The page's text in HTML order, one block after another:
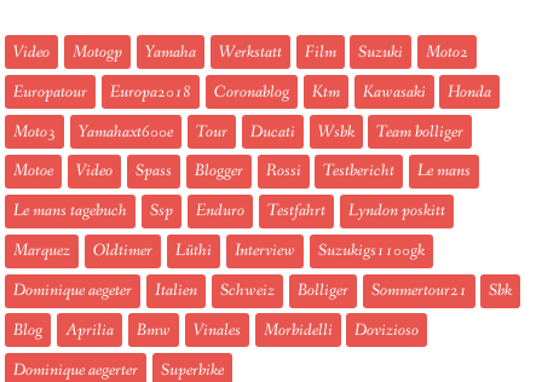
Video Motogp Yamaha Werkstatt Film Suzuki
Moto2
Europatour
Europa2018 Coronablog Ktm Kawasaki
Honda
Moto3
Yamahaxt600e Tour Ducati Wsbk
Team bolliger
Motoe
Video Spass Blogger Rossi Testbericht
Le mans
Le mans tagebuch
Ssp Enduro Testfahrt
Lyndon poskitt
Marquez
Oldtimer Lüthi Interview
Suzukigs1100gk
Dominique aegeter
Italien Schweiz Bolliger Sommertour21
Sbk
Blog
Aprilia Bmw Vinales Morbidelli
Dovizioso
Dominique aegerter
Superbike